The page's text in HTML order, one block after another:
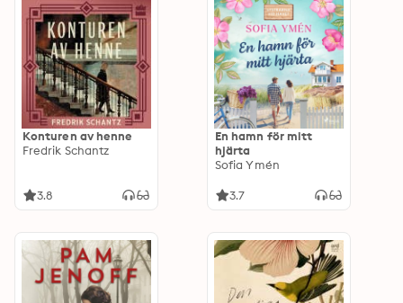
Konturen av henne
Fredrik Schantz
3.8
En hamn för mitt
hjärta
Sofia Ymén
3.7